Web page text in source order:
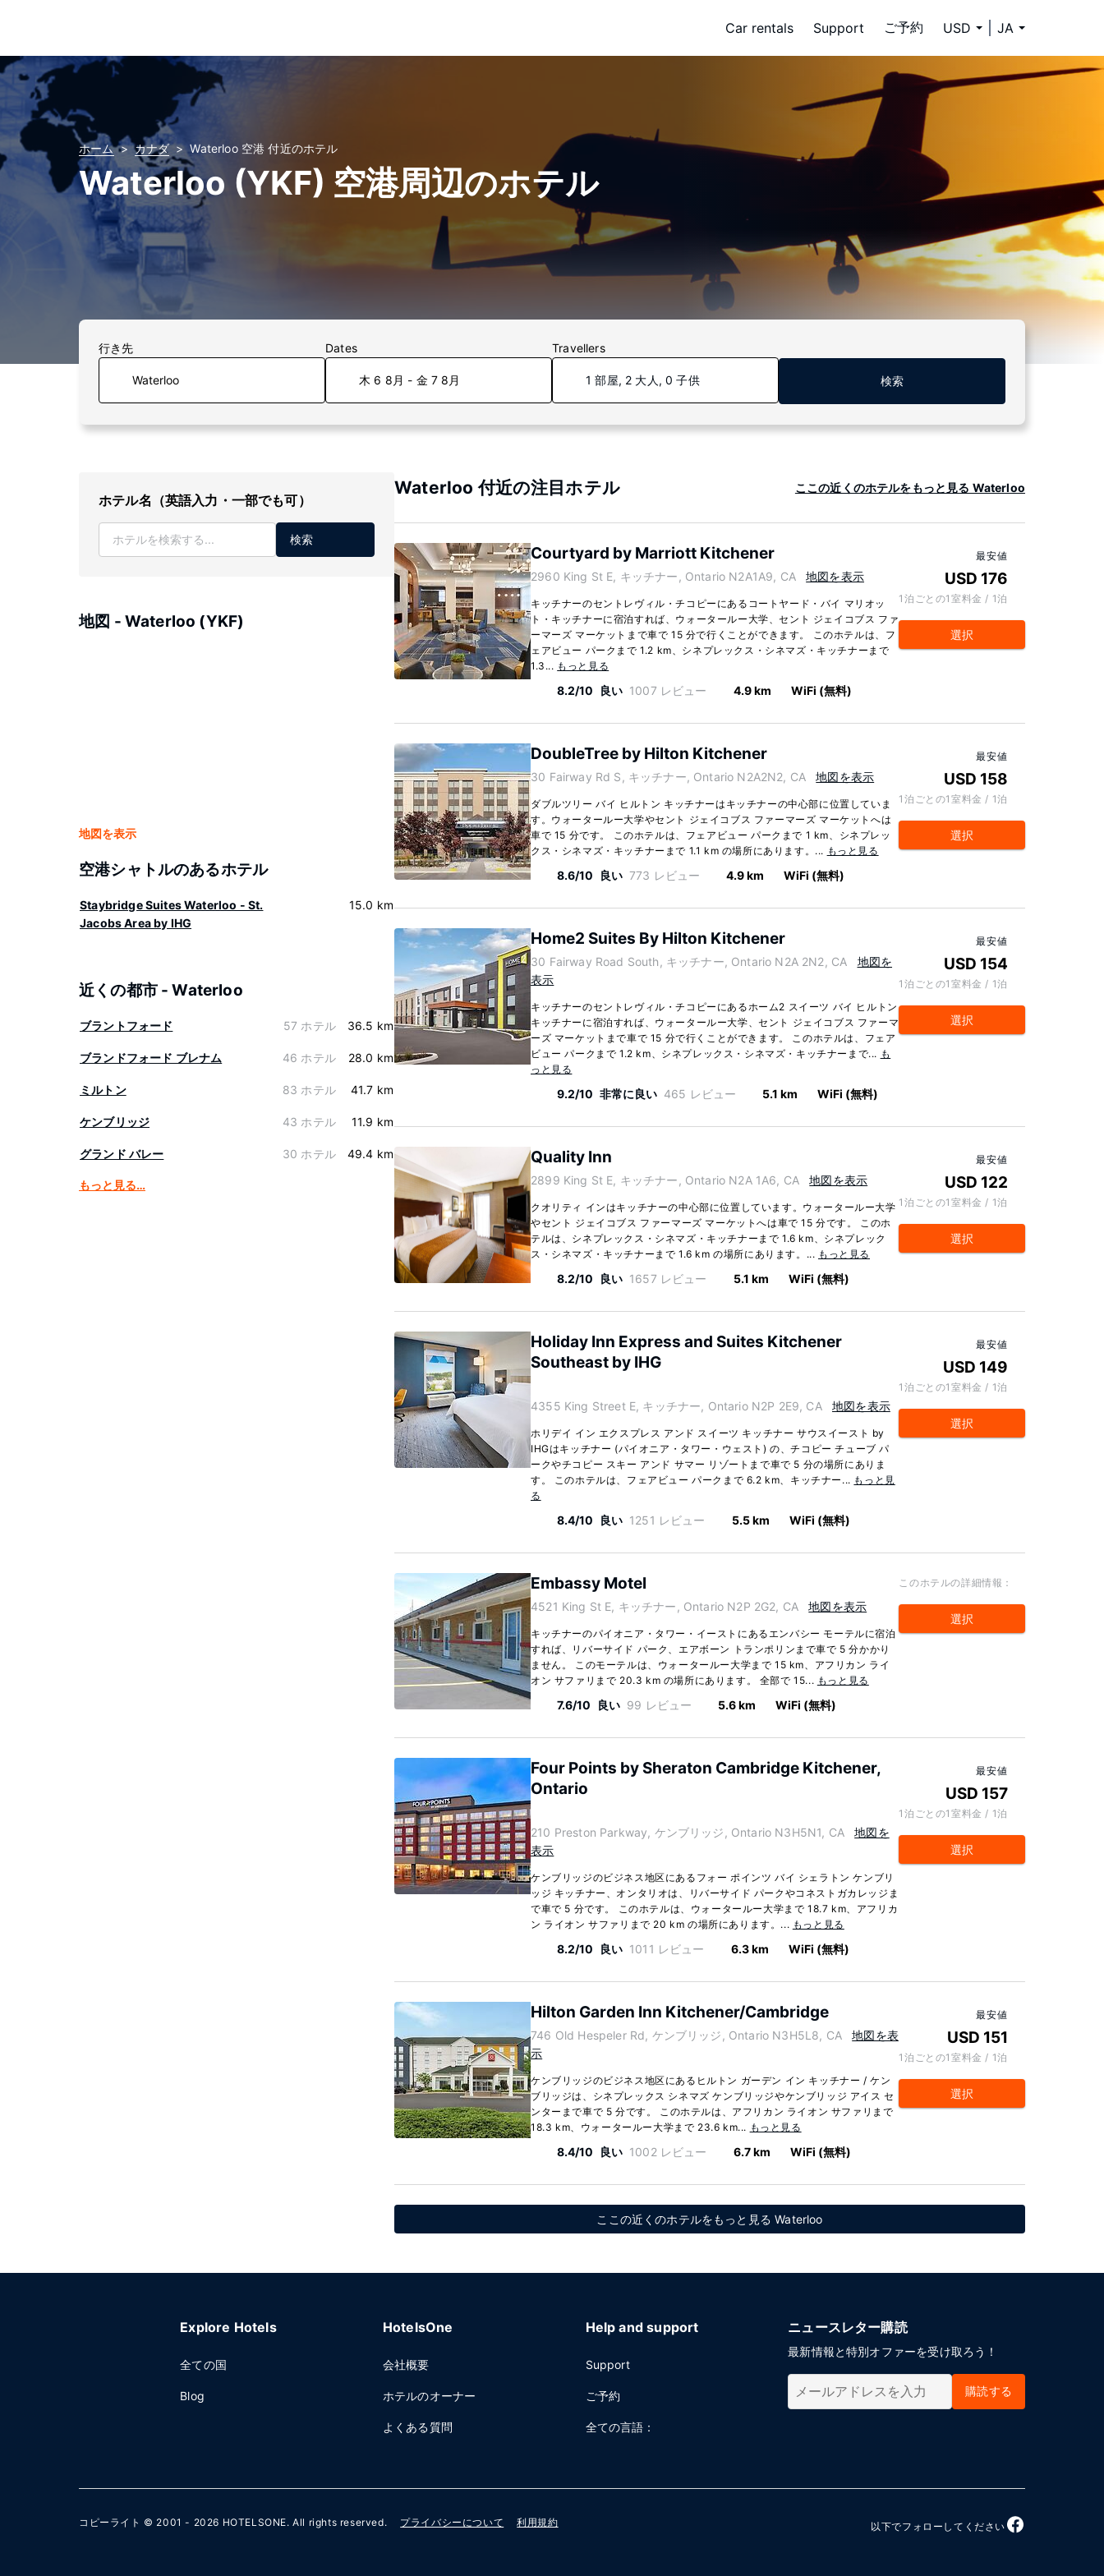
Car rentals Support ご予約 USD JA
ホーム カナダ Waterloo 空港 付近のホテル
Waterloo (YKF) 空港周辺のホテル
行き先 Dates
木 6 8月 - 金 7 8月
Travellers
1 部屋, 2 大人, 0 子供 検索
ホテル名（英語入力・一部でも可）
検索
地図 - Waterloo (YKF)
地図を表示
空港シャトルのあるホテル
Staybridge Suites Waterloo - St.
Jacobs Area by IHG
15.0 km
近くの都市 - Waterloo
ブラントフォード 57 ホテル 36.5 km
ブランドフォード ブレナム 46 ホテル 28.0 km
ミルトン 83 ホテル 41.7 km
ケンブリッジ 43 ホテル 11.9 km
グランド バレー 30 ホテル 49.4 km
もっと見る…
Waterloo 付近の注目ホテル ここの近くのホテルをもっと見る Waterloo
Courtyard by Marriott Kitchener
2960 King St E, キッチナー, Ontario N2A1A9, CA 地図を表示
キッチナーのセントレヴィル・チコピーにあるコートヤード・バイ マリオッ
ト・キッチナーに宿泊すれば、ウォータールー大学、セント ジェイコブス ファ
ーマーズ マーケットまで車で 15 分で行くことができます。 このホテルは、フ
ェアビュー パークまで 1.2 km、シネプレックス・シネマズ・キッチナーまで
1.3... もっと見る
8.2/10 良い 1007 レビュー 4.9 km WiFi (無料)
最安値
USD 176
1泊ごとの1室料金 / 1泊
選択
DoubleTree by Hilton Kitchener
30 Fairway Rd S, キッチナー, Ontario N2A2N2, CA 地図を表示
ダブルツリー バイ ヒルトン キッチナーはキッチナーの中心部に位置していま
す。ウォータールー大学やセント ジェイコブス ファーマーズ マーケットへは
車で 15 分です。 このホテルは、フェアビュー パークまで 1 km、シネプレッ
クス・シネマズ・キッチナーまで 1.1 km の場所にあります。... もっと見る
8.6/10 良い 773 レビュー 4.9 km WiFi (無料)
最安値
USD 158
1泊ごとの1室料金 / 1泊
選択
Home2 Suites By Hilton Kitchener
30 Fairway Road South, キッチナー, Ontario N2A 2N2, CA
地図を
表示
キッチナーのセントレヴィル・チコピーにあるホーム2 スイーツ バイ ヒルトン
キッチナーに宿泊すれば、ウォータールー大学、セント ジェイコブス ファーマ
ーズ マーケットまで車で 15 分で行くことができます。 このホテルは、フェア
ビュー パークまで 1.2 km、シネプレックス・シネマズ・キッチナーまで... も
っと見る
9.2/10 非常に良い 465 レビュー 5.1 km WiFi (無料)
最安値
USD 154
1泊ごとの1室料金 / 1泊
選択
Quality Inn
2899 King St E, キッチナー, Ontario N2A 1A6, CA 地図を表示
クオリティ インはキッチナーの中心部に位置しています。ウォータールー大学
やセント ジェイコブス ファーマーズ マーケットへは車で 15 分です。 このホ
テルは、シネプレックス・シネマズ・キッチナーまで 1.6 km、シネプレック
ス・シネマズ・キッチナーまで 1.6 km の場所にあります。... もっと見る
8.2/10 良い 1657 レビュー 5.1 km WiFi (無料)
最安値
USD 122
1泊ごとの1室料金 / 1泊
選択
Holiday Inn Express and Suites Kitchener
Southeast by IHG
4355 King Street E, キッチナー, Ontario N2P 2E9, CA 地図を表示
ホリデイ イン エクスプレス アンド スイーツ キッチナー サウスイースト by
IHGはキッチナー (パイオニア・タワー・ウェスト) の、チコピー チューブ パ
ークやチコピー スキー アンド サマー リゾートまで車で 5 分の場所にありま
す。 このホテルは、フェアビュー パークまで 6.2 km、キッチナー... もっと見
る
8.4/10 良い 1251 レビュー 5.5 km WiFi (無料)
最安値
USD 149
1泊ごとの1室料金 / 1泊
選択
Embassy Motel
4521 King St E, キッチナー, Ontario N2P 2G2, CA 地図を表示
キッチナーのパイオニア・タワー・イーストにあるエンバシー モーテルに宿泊
すれば、リバーサイド パーク、エアボーン トランポリンまで車で 5 分かかり
ません。 このモーテルは、ウォータールー大学まで 15 km、アフリカン ライ
オン サファリまで 20.3 km の場所にあります。 全部で 15... もっと見る
7.6/10 良い 99 レビュー 5.6 km WiFi (無料)
このホテルの詳細情報：
選択
Four Points by Sheraton Cambridge Kitchener,
Ontario
210 Preston Parkway, ケンブリッジ, Ontario N3H5N1, CA
地図を
表示
ケンブリッジのビジネス地区にあるフォー ポインツ バイ シェラトン ケンブリ
ッジ キッチナー、オンタリオは、リバーサイド パークやコネストガカレッジま
で車で 5 分です。 このホテルは、ウォータールー大学まで 18.7 km、アフリカ
ン ライオン サファリまで 20 km の場所にあります。... もっと見る
8.2/10 良い 1011 レビュー 6.3 km WiFi (無料)
最安値
USD 157
1泊ごとの1室料金 / 1泊
選択
Hilton Garden Inn Kitchener/Cambridge
746 Old Hespeler Rd, ケンブリッジ, Ontario N3H5L8, CA
地図を表
示
ケンブリッジのビジネス地区にあるヒルトン ガーデン イン キッチナー / ケン
ブリッジは、シネプレックス シネマズ ケンブリッジやケンブリッジ アイス セ
ンターまで車で 5 分です。 このホテルは、アフリカン ライオン サファリまで
18.3 km、ウォータールー大学まで 23.6 km... もっと見る
8.4/10 良い 1002 レビュー 6.7 km WiFi (無料)
最安値
USD 151
1泊ごとの1室料金 / 1泊
選択
ここの近くのホテルをもっと見る Waterloo
Explore Hotels
全ての国
Blog
HotelsOne
会社概要
ホテルのオーナー
よくある質問
Help and support
Support
ご予約
全ての言語：
ニュースレター購読
最新情報と特別オファーを受け取ろう！
購読する
コピーライト © 2001 - 2026 HOTELSONE. All rights reserved. プライバシーについて 利用規約 以下でフォローしてください